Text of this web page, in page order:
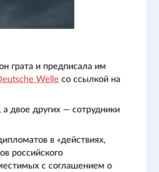
грата и предписала им
Welle со ссылкой на
двое других — сотрудники
в «действиях,
российского
с соглашением о